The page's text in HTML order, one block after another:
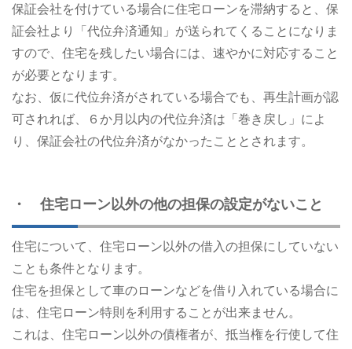
保証会社を付けている場合に住宅ローンを滞納すると、保
証会社より「代位弁済通知」が送られてくることになりま
すので、住宅を残したい場合には、速やかに対応すること
が必要となります。
なお、仮に代位弁済がされている場合でも、再生計画が認
可されれば、６か月以内の代位弁済は「巻き戻し」によ
り、保証会社の代位弁済がなかったこととされます。
・ 住宅ローン以外の他の担保の設定がないこと
住宅について、住宅ローン以外の借入の担保にしていない
ことも条件となります。
住宅を担保として車のローンなどを借り入れている場合に
は、住宅ローン特則を利用することが出来ません。
これは、住宅ローン以外の債権者が、抵当権を行使して住